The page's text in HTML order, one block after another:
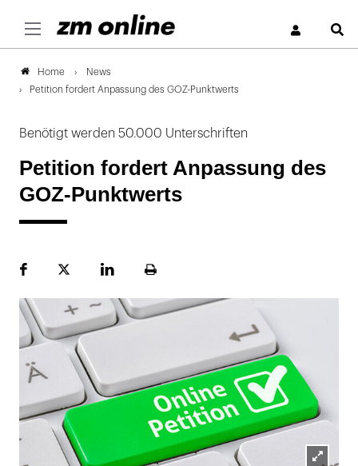
Home
News
Petition fordert Anpassung des GOZ-Punktwerts
Benötigt werden 50.000 Unterschriften
Petition fordert Anpassung des
GOZ-Punktwerts
FacebookPlattformLinekdInSeite